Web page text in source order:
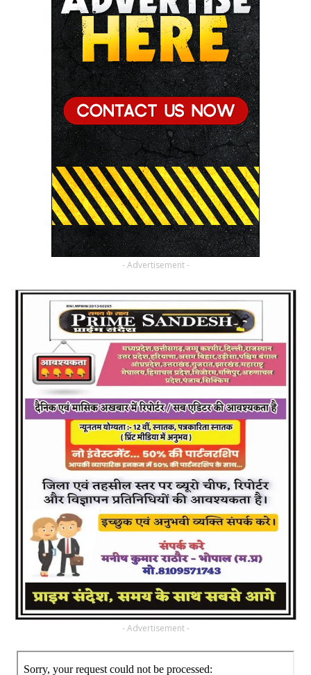
- Advertisement -
- Advertisement -